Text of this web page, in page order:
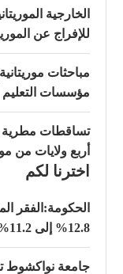
الخارجية
للإفراج عن
مباحثات
مؤسسات التعليم
تساقطات
أربع ولايات من
اخترنا لكم
الحكومة:الفقر
12.8% إلى 11.2%
جامعة نواكشوط